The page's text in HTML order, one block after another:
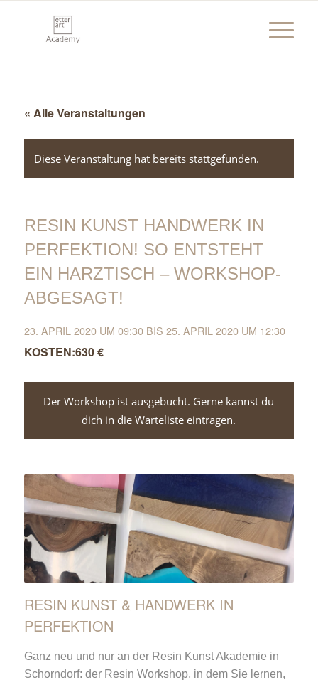
« Alle Veranstaltungen
Diese Veranstaltung hat bereits stattgefunden.
RESIN KUNST HANDWERK IN
PERFEKTION! SO ENTSTEHT
EIN HARZTISCH – WORKSHOP-
ABGESAGT!
23. APRIL 2020 UM 09:30BIS 25. APRIL 2020 UM 12:30
630 €
Der Workshop ist ausgebucht. Gerne kannst du
dich in die Warteliste eintragen.
RESIN KUNST & HANDWERK IN
PERFEKTION
Ganz neu und nur an der Resin Kunst Akademie in
Schorndorf: der Resin Workshop, in dem Sie lernen,